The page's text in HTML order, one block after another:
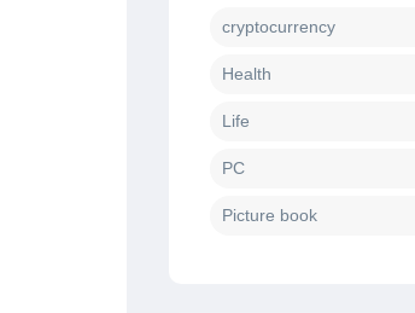
cryptocurrency
Health
Life
PC
Picture book